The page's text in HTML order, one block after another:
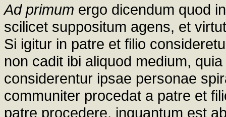
Ad primum ergo dicendum quod
scilicet suppositum agens, et
Si igitur in patre et filio
non cadit ibi aliquod medium,
considerentur ipsae personae
communiter procedat a patre et
patre procedere, inquantum est